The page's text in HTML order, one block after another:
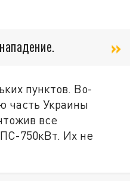
пунктов. Во-
часть Украины
все
750кВт. Их не